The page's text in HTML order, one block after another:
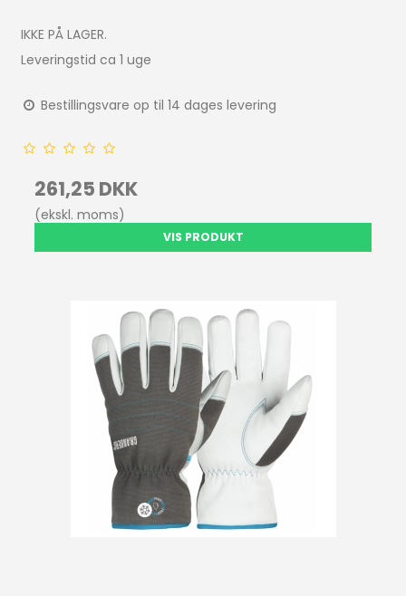
IKKE PÅ LAGER.
Leveringstid ca 1 uge
Bestillingsvare op til 14 dages levering
261,25 DKK
(ekskl. moms)
VIS PRODUKT